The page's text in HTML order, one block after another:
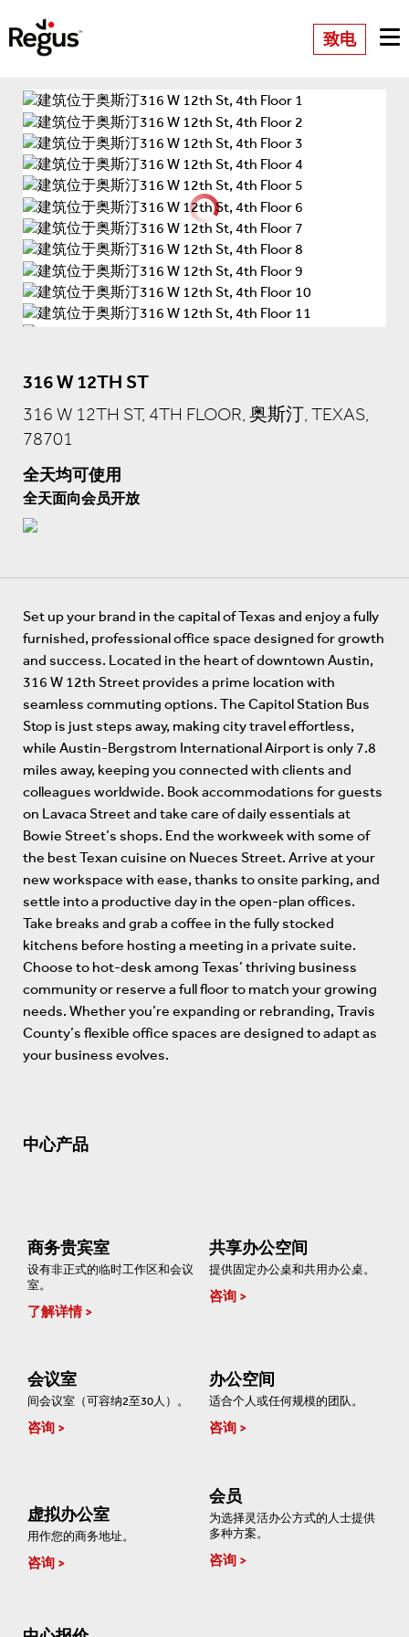
致电
316 W 12TH ST
316 W 12TH ST, 4TH FLOOR, 奥斯汀, TEXAS,
78701
全天均可使用
全天面向会员开放
Set up your brand in the capital of Texas and enjoy a fully
furnished, professional office space designed for growth
and success. Located in the heart of downtown Austin,
316 W 12th Street provides a prime location with
seamless commuting options. The Capitol Station Bus
Stop is just steps away, making city travel effortless,
while Austin-Bergstrom International Airport is only 7.8
miles away, keeping you connected with clients and
colleagues worldwide. Book accommodations for guests
on Lavaca Street and take care of daily essentials at
Bowie Street’s shops. End the workweek with some of
the best Texan cuisine on Nueces Street. Arrive at your
new workspace with ease, thanks to onsite parking, and
settle into a productive day in the open-plan offices.
Take breaks and grab a coffee in the fully stocked
kitchens before hosting a meeting in a private suite.
Choose to hot-desk among Texas’ thriving business
community or reserve a full floor to match your growing
needs. Whether you’re expanding or rebranding, Travis
County’s flexible office spaces are designed to adapt as
your business evolves.
中心产品
商务贵宾室
设有非正式的临时工作区和会议
室。
了解详情
共享办公空间
提供固定办公桌和共用办公桌。
咨询
会议室
间会议室（可容纳2至30人）。
咨询
办公空间
适合个人或任何规模的团队。
咨询
虚拟办公室
用作您的商务地址。
咨询
会员
为选择灵活办公方式的人士提供
多种方案。
咨询